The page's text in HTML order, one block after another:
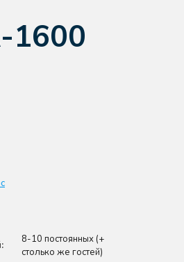
8-10 постоянных (+
столько же гостей)